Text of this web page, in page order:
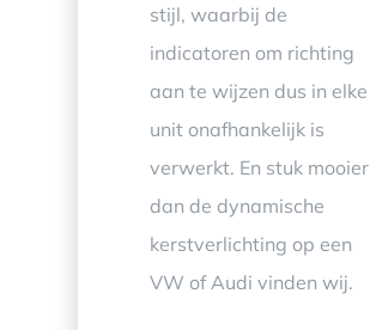
stijl, waarbij de
indicatoren om richting
aan te wijzen dus in elke
unit onafhankelijk is
verwerkt. En stuk mooier
dan de dynamische
kerstverlichting op een
VW of Audi vinden wij.